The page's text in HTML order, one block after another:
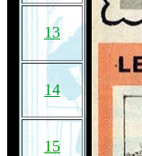
13
14
15